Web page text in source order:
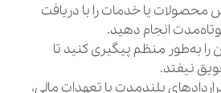
محصولات یا خدمات را با دریافت
انجام دهید.
را به‌طور منظم پیگیری کنید تا
نیفتد.
بلندمدت یا تعهدات مالی،